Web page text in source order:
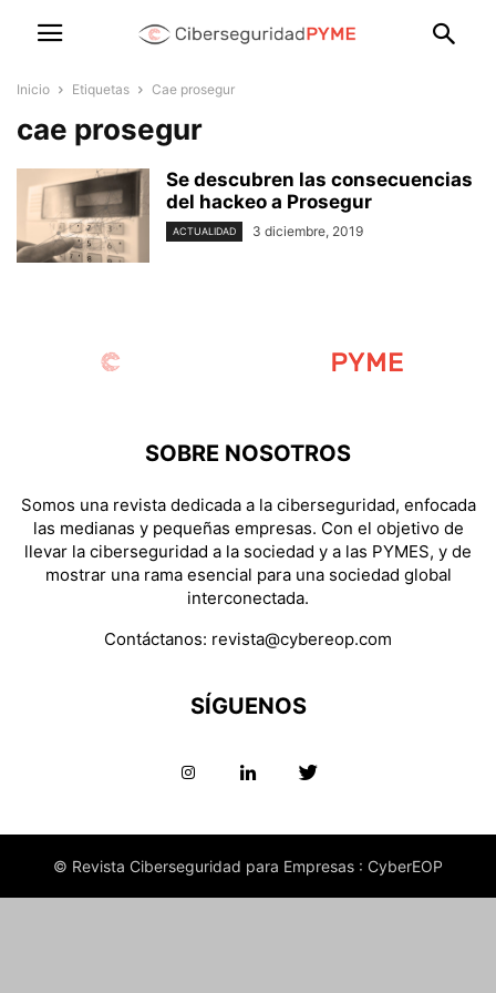
Inicio Etiquetas Cae prosegur
cae prosegur
Se descubren las consecuencias
del hackeo a Prosegur
ACTUALIDAD 3 diciembre, 2019
SOBRE NOSOTROS
Somos una revista dedicada a la ciberseguridad, enfocada
las medianas y pequeñas empresas. Con el objetivo de
llevar la ciberseguridad a la sociedad y a las PYMES, y de
mostrar una rama esencial para una sociedad global
interconectada.
Contáctanos: revista@cybereop.com
SÍGUENOS
© Revista Ciberseguridad para Empresas : CyberEOP